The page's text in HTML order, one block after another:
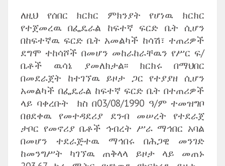
ለዚህ የሰበር ክርክር ምክንያት የሆነዉ ክርክር
የተጀመረዉ በፌዴራል ከፍተኛ ፍርድ ቤት ሲሆን
በከፍተኛዉ ፍርድ ቤት አመልካች ከሳሽ፣ ተጠሪዎች
ደግሞ ተከሳሾች በመሆን መከራከራቸዉን የሥር ፍ/
ቤቶች ዉሳኔ ያመለክታል፡፡ ክርክሩ በማህበር
በመደራጀት ከተገኘዉ ይዞታ ጋር የተያያዘ ሲሆን
አመልካች በፌዴራል ከፍተኛ ፍርድ ቤት በተጠሪዎች
ላይ ባቀረቡት ክስ በ03/08/1990 ዓ/ም ተመዝግቦ
በፀደቀዉ የመተዳደሪያ ደንብ መሠረት የተደራጀ
ታቦር የመኖሪያ ቤቶች ኅብረት ሥራ ማኅበር አባል
በመሆን ተደራጅተዉ ማኅበሩ በሕጋዊ መንገድ
ከመንግሥት ካገኘዉ ጠቅላላ ይዞታ ላይ መጠኑ